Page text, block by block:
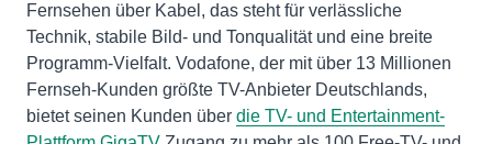
Fernsehen über Kabel, das steht für verlässliche
Technik, stabile Bild- und Tonqualität und eine breite
Programm-Vielfalt. Vodafone, der mit über 13 Millionen
Fernseh-Kunden größte TV-Anbieter Deutschlands,
bietet seinen Kunden über die TV- und Entertainment-